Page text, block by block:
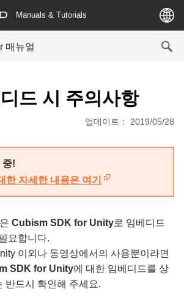
Manuals & Tutorials
매뉴얼
드 시 주의사항
업데이트： 2019/05/28
중!
한 자세한 내용은 여기
Cubism SDK for Unity로 임베디드
요합니다.
이외나 동영상에서의 사용뿐이라면
SDK for Unity에 대한 임베디드를 상
반드시 확인해 주세요.